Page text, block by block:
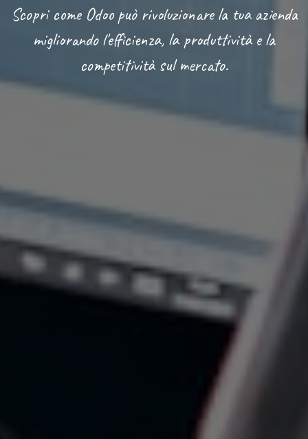
Scopri come Odoo può rivoluzionare la tua azienda
migliorando l'efficienza, la produttività e la
competitività sul mercato.